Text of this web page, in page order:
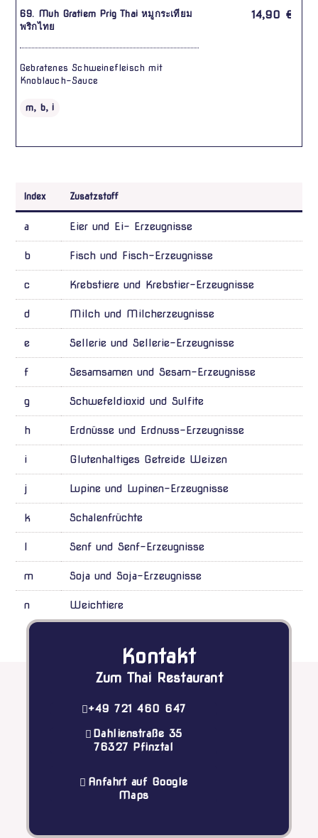
69. Muh Gratiem Prig Thai หมูกระเทียม
พริกไทย
Gebratenes Schweinefleisch mit
Knoblauch-Sauce
m, b, i
14,90 €
Index Zusatzstoff
a Eier und Ei- Erzeugnisse
b Fisch und Fisch-Erzeugnisse
c Krebstiere und Krebstier-Erzeugnisse
d Milch und Milcherzeugnisse
e Sellerie und Sellerie-Erzeugnisse
f Sesamsamen und Sesam-Erzeugnisse
g Schwefeldioxid und Sulfite
h Erdnüsse und Erdnuss-Erzeugnisse
i Glutenhaltiges Getreide Weizen
j Lupine und Lupinen-Erzeugnisse
k Schalenfrüchte
l Senf und Senf-Erzeugnisse
m Soja und Soja-Erzeugnisse
n Weichtiere
Kontakt
Zum Thai Restaurant
+49 721 460 647
Dahlienstraße 35
76327 Pfinztal
Anfahrt auf Google
Maps